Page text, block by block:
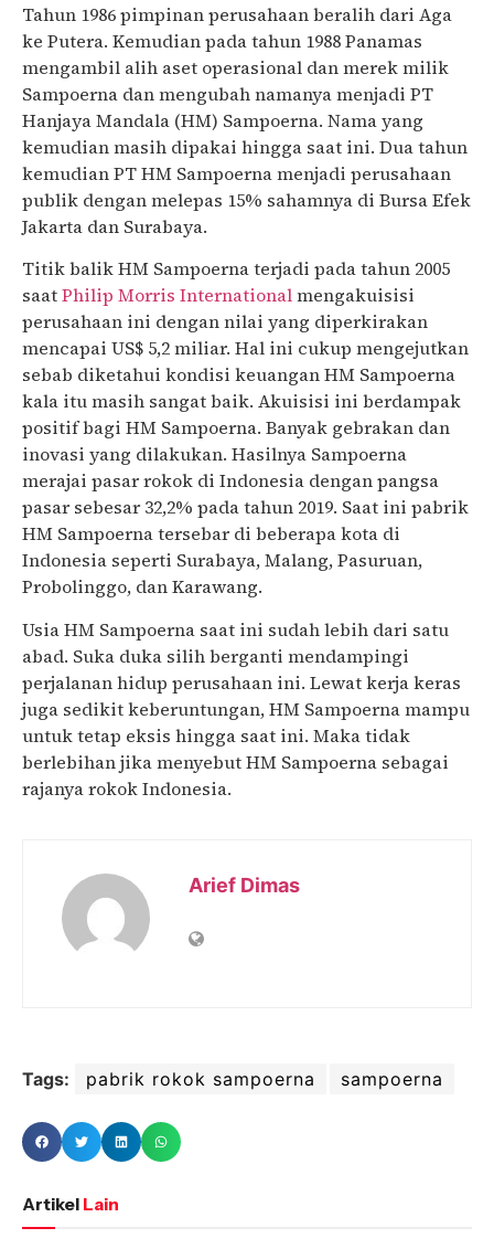
Tahun 1986 pimpinan perusahaan beralih dari Aga
ke Putera. Kemudian pada tahun 1988 Panamas
mengambil alih aset operasional dan merek milik
Sampoerna dan mengubah namanya menjadi PT
Hanjaya Mandala (HM) Sampoerna. Nama yang
kemudian masih dipakai hingga saat ini. Dua tahun
kemudian PT HM Sampoerna menjadi perusahaan
publik dengan melepas 15% sahamnya di Bursa Efek
Jakarta dan Surabaya.
Titik balik HM Sampoerna terjadi pada tahun 2005
saatPhilip Morris Internationalmengakuisisi
perusahaan ini dengan nilai yang diperkirakan
mencapai US$ 5,2 miliar. Hal ini cukup mengejutkan
sebab diketahui kondisi keuangan HM Sampoerna
kala itu masih sangat baik. Akuisisi ini berdampak
positif bagi HM Sampoerna. Banyak gebrakan dan
inovasi yang dilakukan. Hasilnya Sampoerna
merajai pasar rokok di Indonesia dengan pangsa
pasar sebesar 32,2% pada tahun 2019. Saat ini pabrik
HM Sampoerna tersebar di beberapa kota di
Indonesia seperti Surabaya, Malang, Pasuruan,
Probolinggo, dan Karawang.
Usia HM Sampoerna saat ini sudah lebih dari satu
abad. Suka duka silih berganti mendampingi
perjalanan hidup perusahaan ini. Lewat kerja keras
juga sedikit keberuntungan, HM Sampoerna mampu
untuk tetap eksis hingga saat ini. Maka tidak
berlebihan jika menyebut HM Sampoerna sebagai
rajanya rokok Indonesia.
Arief Dimas
Tags: pabrik rokok sampoerna sampoerna
Artikel Lain